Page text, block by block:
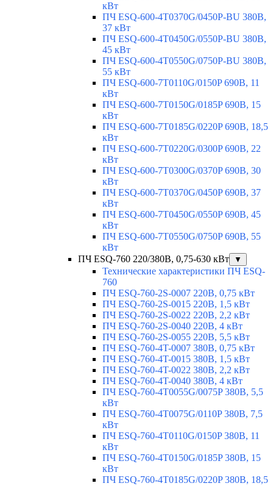
кВт
ПЧ ESQ-600-4T0370G/0450P-BU 380В,
37 кВт
ПЧ ESQ-600-4T0450G/0550P-BU 380В,
45 кВт
ПЧ ESQ-600-4T0550G/0750P-BU 380В,
55 кВт
ПЧ ESQ-600-7T0110G/0150P 690В, 11
кВт
ПЧ ESQ-600-7T0150G/0185P 690В, 15
кВт
ПЧ ESQ-600-7T0185G/0220P 690В, 18,5
кВт
ПЧ ESQ-600-7T0220G/0300P 690В, 22
кВт
ПЧ ESQ-600-7T0300G/0370P 690В, 30
кВт
ПЧ ESQ-600-7T0370G/0450P 690В, 37
кВт
ПЧ ESQ-600-7T0450G/0550P 690В, 45
кВт
ПЧ ESQ-600-7T0550G/0750P 690В, 55
кВт
ПЧ ESQ-760 220/380В, 0,75-630 кВт
▼
Технические характеристики ПЧ ESQ-
760
ПЧ ESQ-760-2S-0007 220В, 0,75 кВт
ПЧ ESQ-760-2S-0015 220В, 1,5 кВт
ПЧ ESQ-760-2S-0022 220В, 2,2 кВт
ПЧ ESQ-760-2S-0040 220В, 4 кВт
ПЧ ESQ-760-2S-0055 220В, 5,5 кВт
ПЧ ESQ-760-4T-0007 380В, 0,75 кВт
ПЧ ESQ-760-4T-0015 380В, 1,5 кВт
ПЧ ESQ-760-4T-0022 380В, 2,2 кВт
ПЧ ESQ-760-4T-0040 380В, 4 кВт
ПЧ ESQ-760-4T0055G/0075P 380В, 5,5
кВт
ПЧ ESQ-760-4T0075G/0110P 380В, 7,5
кВт
ПЧ ESQ-760-4T0110G/0150P 380В, 11
кВт
ПЧ ESQ-760-4T0150G/0185P 380В, 15
кВт
ПЧ ESQ-760-4T0185G/0220P 380В, 18,5